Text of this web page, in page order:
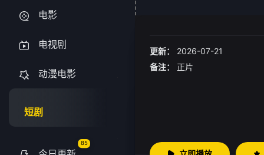
电影
电视剧
动漫电影
短剧
85
更新：
2026-07-21
备注：
正片